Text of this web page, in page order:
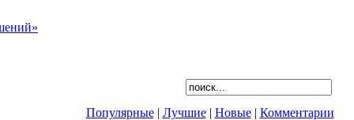
Популярные| Лучшие| Новые| Комментарии